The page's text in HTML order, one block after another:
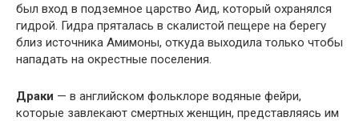
был вход в подземное царство Аид, который охранялся
гидрой. Гидра пряталась в скалистой пещере на берегу
близ источника Амимоны, откуда выходила только чтобы
нападать на окрестные поселения.
Драки — в английском фольклоре водяные фейри,
которые завлекают смертных женщин, представляясь им